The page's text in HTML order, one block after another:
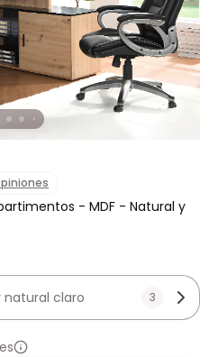
- MDF - Natural y
natural claro 3